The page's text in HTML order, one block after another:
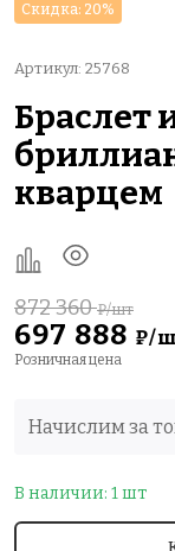
Скидка: 20%
Артикул: 25768
Браслет
кварцем
697 888 ₽/
872 360₽/шт
Розничная цена
Начислим за
В наличии: 1 шт